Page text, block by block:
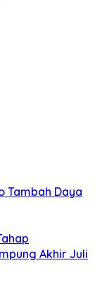
Tambah Daya
Akhir Juli